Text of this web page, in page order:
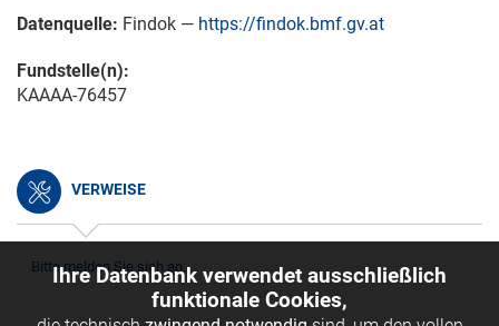
Datenquelle: Findok — https://findok.bmf.gv.at
Fundstelle(n):
KAAAA-76457
VERWEISE
Bitte melden Sie sich an.
Ihre Datenbank verwendet ausschließlich
funktionale Cookies,